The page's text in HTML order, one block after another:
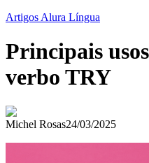
Artigos Alura Língua
Principais
verbo TRY
Michel Rosas24/03/2025